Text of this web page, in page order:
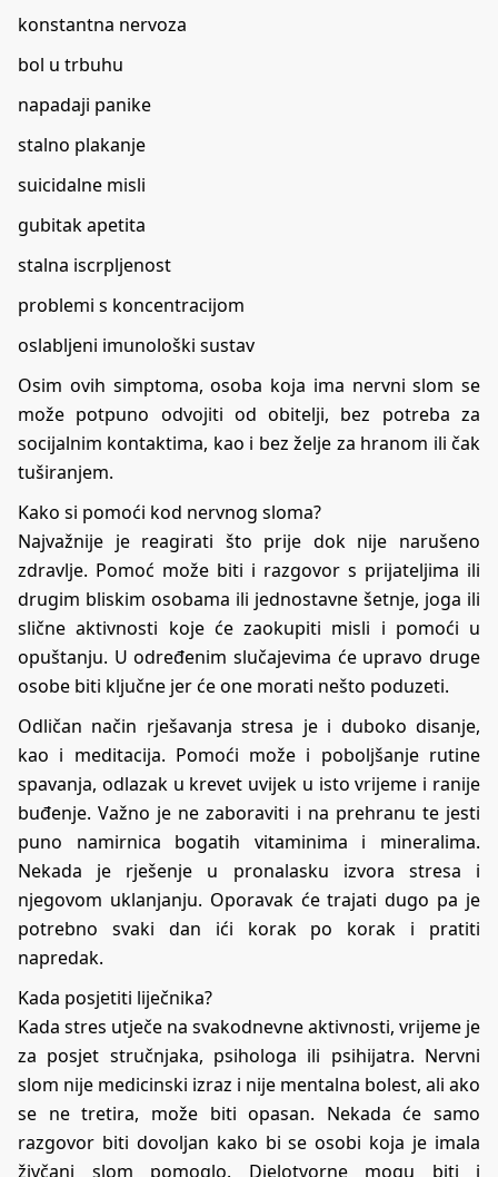
konstantna nervoza
bol u trbuhu
napadaji panike
stalno plakanje
suicidalne misli
gubitak apetita
stalna iscrpljenost
problemi s koncentracijom
oslabljeni imunološki sustav
Osim ovih simptoma, osoba koja ima nervni slom se
može potpuno odvojiti od obitelji, bez potreba za
socijalnim kontaktima, kao i bez želje za hranom ili čak
tuširanjem.
Kako si pomoći kod nervnog sloma?
Najvažnije je reagirati što prije dok nije narušeno
zdravlje. Pomoć može biti i razgovor s prijateljima ili
drugim bliskim osobama ili jednostavne šetnje, joga ili
slične aktivnosti koje će zaokupiti misli i pomoći u
opuštanju. U određenim slučajevima će upravo druge
osobe biti ključne jer će one morati nešto poduzeti.
Odličan način rješavanja stresa je i duboko disanje,
kao i meditacija. Pomoći može i poboljšanje rutine
spavanja, odlazak u krevet uvijek u isto vrijeme i ranije
buđenje. Važno je ne zaboraviti i na prehranu te jesti
puno namirnica bogatih vitaminima i mineralima.
Nekada je rješenje u pronalasku izvora stresa i
njegovom uklanjanju. Oporavak će trajati dugo pa je
potrebno svaki dan ići korak po korak i pratiti
napredak.
Kada posjetiti liječnika?
Kada stres utječe na svakodnevne aktivnosti, vrijeme je
za posjet stručnjaka, psihologa ili psihijatra. Nervni
slom nije medicinski izraz i nije mentalna bolest, ali ako
se ne tretira, može biti opasan. Nekada će samo
razgovor biti dovoljan kako bi se osobi koja je imala
živčani slom pomoglo. Djelotvorne mogu biti i